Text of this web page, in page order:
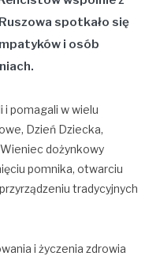
spotkało się
i osób
pomagali w wielu
Dzień Dziecka,
dożynkowy
pomnika, otwarciu
tradycyjnych
i życzenia zdrowia